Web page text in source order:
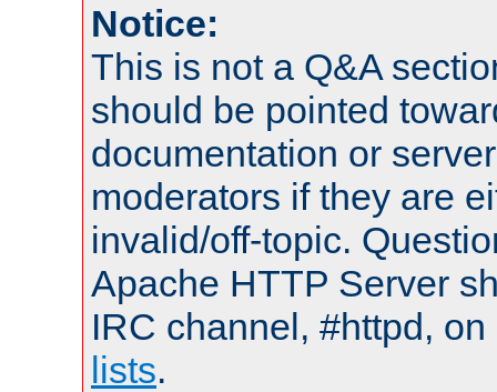
Notice:
This is not a Q&A
should be pointed
documentation or
moderators if they are
invalid/off-topic.
Apache HTTP Server
IRC channel, #httpd,
lists.